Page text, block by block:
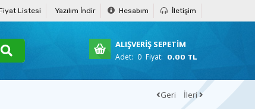
Listesi Yazılım İndir Hesabım İletişim
ALIŞVERİŞ SEPETİM
Adet: 0 Fiyat: 0.00 TL
Geri İleri